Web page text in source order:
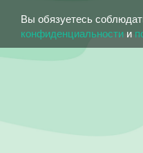
Вы обязуетесь
конфиденциальности и